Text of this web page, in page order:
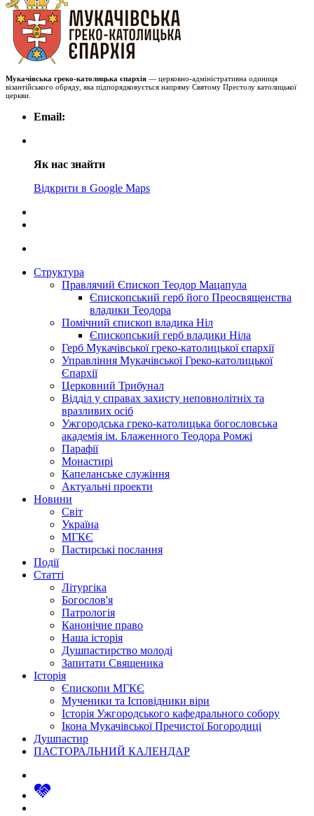
Мукачівська греко-католицька єпархія — церковно-адміністративна одиниця
візантійського обряду, яка підпорядковується напряму Святому Престолу католицької
церкви.
Email:
Як нас знайти
Відкрити в Google Maps
Структура
Правлячий Єпископ Теодор Мацапула
Єпископський герб його Преосвященства
владики Теодора
Помічний єпископ владика Ніл
Єпископський герб владики Ніла
Герб Мукачівської греко-католицької єпархії
Управління Мукачівської Греко-католицької
Єпархії
Церковний Трибунал
Відділ у справах захисту неповнолітніх та
вразливих осіб
Ужгородська греко-католицька богословська
академія ім. Блаженного Теодора Ромжі
Парафії
Монастирі
Капеланське служіння
Актуальні проекти
Новини
Світ
Україна
МГКЄ
Пастирські послання
Події
Статті
Літургіка
Богослов'я
Патрологія
Канонічне право
Наша історія
Душпастирство молоді
Запитати Священика
Історія
Єпископи МГКЄ
Мученики та Ісповідники віри
Історія Ужгородського кафедрального собору
Ікона Мукачівської Пречистої Богородиці
Душпастир
ПАСТОРАЛЬНИЙ КАЛЕНДАР